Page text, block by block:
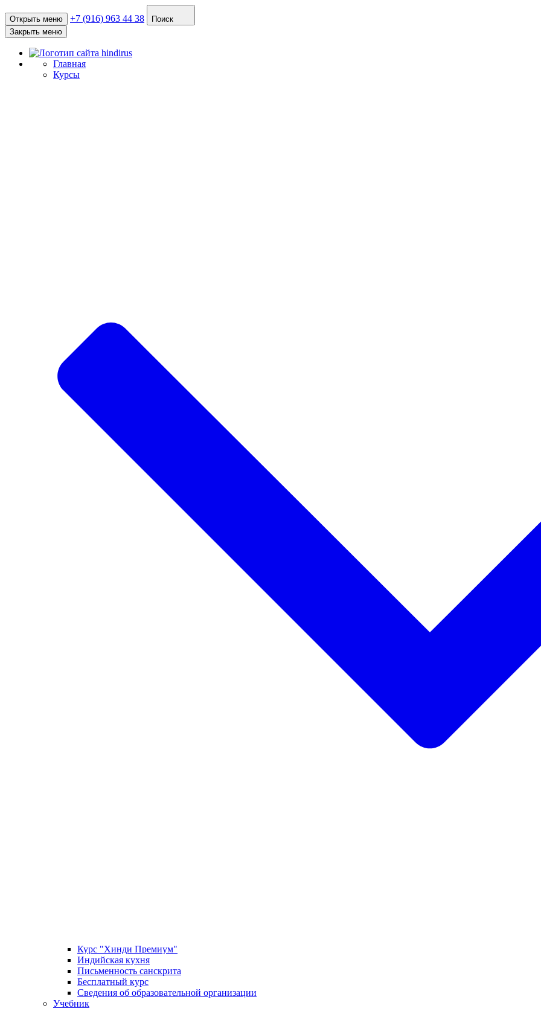
Открыть меню +7 (916) 963 44 38
Поиск
Закрыть меню
Главная
Курсы
Курс "Хинди Премиум"
Индийская кухня
Письменность санскрита
Бесплатный курс
Сведения об образовательной организации
Учебник